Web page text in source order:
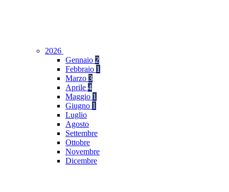
2026
Gennaio 2
Febbraio 1
Marzo 3
Aprile 4
Maggio 1
Giugno 1
Luglio
Agosto
Settembre
Ottobre
Novembre
Dicembre